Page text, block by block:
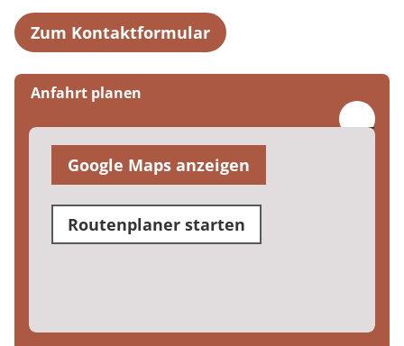
Zum Kontaktformular
Anfahrt planen
Google Maps anzeigen
Routenplaner starten